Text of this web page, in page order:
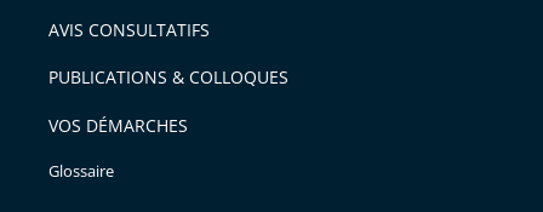
AVIS CONSULTATIFS
PUBLICATIONS & COLLOQUES
VOS DÉMARCHES
Glossaire